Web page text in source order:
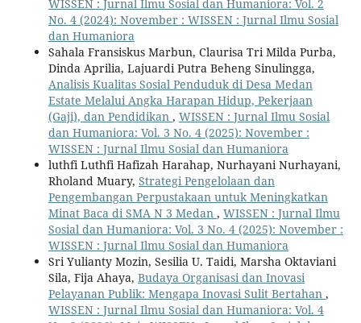
WISSEN : Jurnal Ilmu Sosial dan Humaniora: Vol. 2
No. 4 (2024): November : WISSEN : Jurnal Ilmu Sosial
dan Humaniora
Sahala Fransiskus Marbun, Claurisa Tri Milda Purba,
Dinda Aprilia, Lajuardi Putra Beheng Sinulingga,
Analisis Kualitas Sosial Penduduk di Desa Medan
Estate Melalui Angka Harapan Hidup, Pekerjaan
(Gaji), dan Pendidikan , WISSEN : Jurnal Ilmu Sosial
dan Humaniora: Vol. 3 No. 4 (2025): November :
WISSEN : Jurnal Ilmu Sosial dan Humaniora
luthfi Luthfi Hafizah Harahap, Nurhayani Nurhayani,
Rholand Muary, Strategi Pengelolaan dan
Pengembangan Perpustakaan untuk Meningkatkan
Minat Baca di SMA N 3 Medan , WISSEN : Jurnal Ilmu
Sosial dan Humaniora: Vol. 3 No. 4 (2025): November :
WISSEN : Jurnal Ilmu Sosial dan Humaniora
Sri Yulianty Mozin, Sesilia U. Taidi, Marsha Oktaviani
Sila, Fija Ahaya, Budaya Organisasi dan Inovasi
Pelayanan Publik: Mengapa Inovasi Sulit Bertahan ,
WISSEN : Jurnal Ilmu Sosial dan Humaniora: Vol. 4